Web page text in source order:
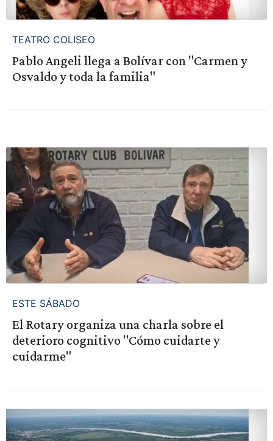
TEATRO COLISEO
Pablo Angeli llega a Bolívar con "Carmen y
Osvaldo y toda la familia"
ESTE SÁBADO
El Rotary organiza una charla sobre el
deterioro cognitivo "Cómo cuidarte y
cuidarme"